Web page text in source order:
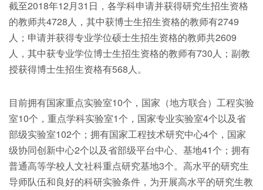
截至2018年12月31日，各学科申请并获得研究生招生资格
的教师共4728人，其中获博士生招生资格的教师有2749
人；申请并获得专业学位硕士生招生资格的教师共2609
人，其中获专业学位博士生招生资格的教师有730人；副教
授获得博士生招生资格有568人。
目前拥有国家重点实验室10个，国家（地方联合）工程实验
室10个，重点学科实验室1个，国家专业实验室4个以及省
部级实验室102个；拥有国家工程技术研究中心4个，国家
级协同创新中心2个以及省部级平台中心、基地41个；拥有
普通高等学校人文社科重点研究基地3个。高水平的研究生
导师队伍和良好的科研实验条件，为开展高水平的研究生教